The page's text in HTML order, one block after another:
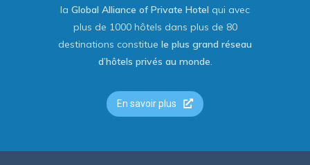
la Global Alliance of Private Hotel qui avec
plus de 1000 hôtels dans plus de 80
destinations constitue le plus grand réseau
d’hôtels privés au monde.
En savoir plus